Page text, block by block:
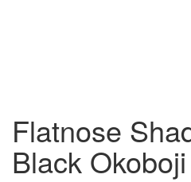
Flatnose
Black